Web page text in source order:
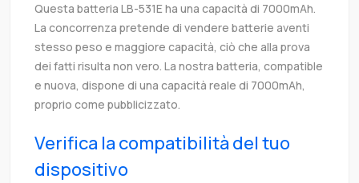
Questa batteria LB-531E ha una capacità di 7000mAh.
La concorrenza pretende di vendere batterie aventi
stesso peso e maggiore capacità, ciò che alla prova
dei fatti risulta non vero. La nostra batteria, compatible
e nuova, dispone di una capacità reale di 7000mAh,
proprio come pubblicizzato.
Verifica la compatibilità del tuo
dispositivo